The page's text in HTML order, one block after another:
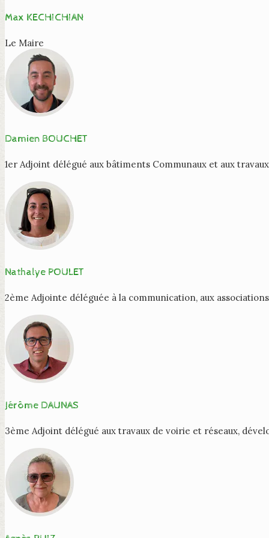
Max KECHICHIAN
Le Maire
Damien BOUCHET
1er Adjoint délégué aux bâtiments Communaux et aux
Nathalye POULET
2ème Adjointe déléguée à la communication, aux
Jérôme DAUNAS
3ème Adjoint délégué aux travaux de voirie et réseaux,